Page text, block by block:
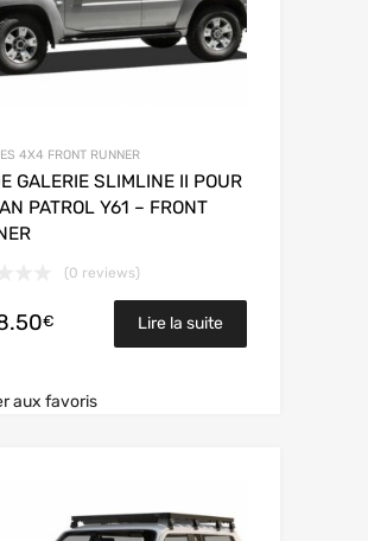
4X4 FRONT RUNNER
GALERIE SLIMLINE II POUR
PATROL Y61 – FRONT
(0 reviews)
€ Lire la suite
aux favoris